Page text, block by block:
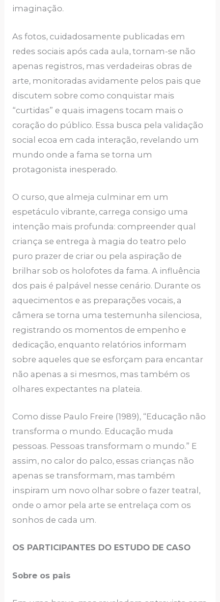
imaginação.
As fotos, cuidadosamente publicadas em
redes sociais após cada aula, tornam-se não
apenas registros, mas verdadeiras obras de
arte, monitoradas avidamente pelos pais que
discutem sobre como conquistar mais
“curtidas” e quais imagens tocam mais o
coração do público. Essa busca pela validação
social ecoa em cada interação, revelando um
mundo onde a fama se torna um
protagonista inesperado.
O curso, que almeja culminar em um
espetáculo vibrante, carrega consigo uma
intenção mais profunda: compreender qual
criança se entrega à magia do teatro pelo
puro prazer de criar ou pela aspiração de
brilhar sob os holofotes da fama. A influência
dos pais é palpável nesse cenário. Durante os
aquecimentos e as preparações vocais, a
câmera se torna uma testemunha silenciosa,
registrando os momentos de empenho e
dedicação, enquanto relatórios informam
sobre aqueles que se esforçam para encantar
não apenas a si mesmos, mas também os
olhares expectantes na plateia.
Como disse Paulo Freire (1989), “Educação não
transforma o mundo. Educação muda
pessoas. Pessoas transformam o mundo.” E
assim, no calor do palco, essas crianças não
apenas se transformam, mas também
inspiram um novo olhar sobre o fazer teatral,
onde o amor pela arte se entrelaça com os
sonhos de cada um.
OS PARTICIPANTES DO ESTUDO DE CASO
Sobre os pais